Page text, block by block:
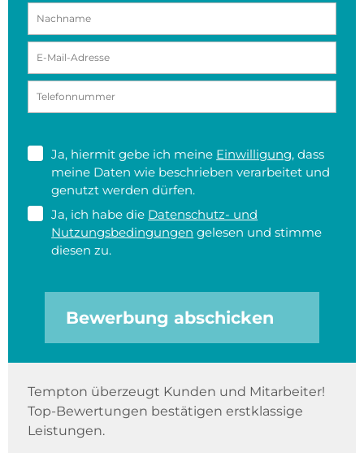
Ja, hiermit gebe ich meine Einwilligung, dass
meine Daten wie beschrieben verarbeitet und
genutzt werden dürfen.
Ja, ich habe die Datenschutz- und
Nutzungsbedingungen gelesen und stimme
diesen zu.
Bewerbung abschicken
Tempton überzeugt Kunden und Mitarbeiter!
Top-Bewertungen bestätigen erstklassige
Leistungen.